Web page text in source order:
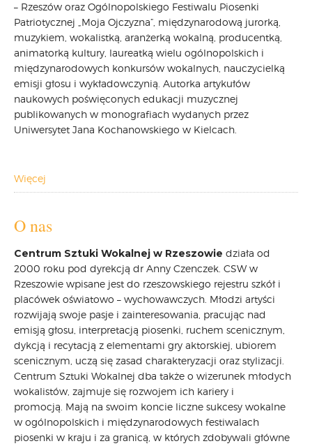
RODO
REKRUTACJA
FESTIWALE
CARPATHIA FESTIVAL
FESTIWAL PATRIOTYCZNY
WYDARZENIA
PŁYTY CD
VIDEO
WARSZTATY
KONTAKT
– Rzeszów oraz Ogólnopolskiego Festiwalu Piosenki
Patriotycznej „Moja Ojczyzna”, międzynarodową jurorką,
muzykiem, wokalistką, aranżerką wokalną, producentką,
animatorką kultury, laureatką wielu ogólnopolskich i
międzynarodowych konkursów wokalnych, nauczycielką
emisji głosu i wykładowczynią. Autorka artykułów
naukowych poświęconych edukacji muzycznej
publikowanych w monografiach wydanych przez
Uniwersytet Jana Kochanowskiego w Kielcach.
Więcej
O nas
Centrum Sztuki Wokalnej w Rzeszowie działa od
2000 roku pod dyrekcją dr Anny Czenczek. CSW w
Rzeszowie wpisane jest do rzeszowskiego rejestru szkół i
placówek oświatowo – wychowawczych. Młodzi artyści
rozwijają swoje pasje i zainteresowania, pracując nad
emisją głosu, interpretacją piosenki, ruchem scenicznym,
dykcją i recytacją z elementami gry aktorskiej, ubiorem
scenicznym, uczą się zasad charakteryzacji oraz stylizacji.
Centrum Sztuki Wokalnej dba także o wizerunek młodych
wokalistów, zajmuje się rozwojem ich kariery i
promocją. Mają na swoim koncie liczne sukcesy wokalne
w ogólnopolskich i międzynarodowych festiwalach
piosenki w kraju i za granicą, w których zdobywali główne